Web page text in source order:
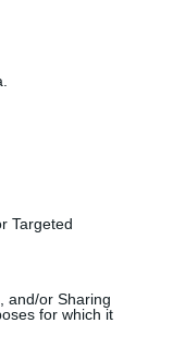
Targeted
and/or Sharing
for which it
σκηνή